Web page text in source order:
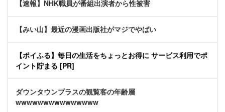
【速報】NHK職員が番組出演者から性被害
【みい山】最近の漫画出版社がマジでやばい
【ポイふる】毎日の生活をちょっとお得に サービス利用でポ
イント貯まる [PR]
ダウンタウンプラスの観覧客の年齢層
wwwwwwwwwwwwwww